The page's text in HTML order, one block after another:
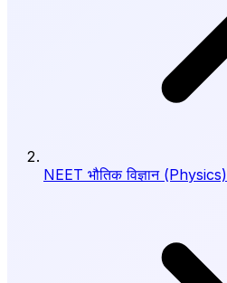
NEET भौतिक विज्ञान (Physics)